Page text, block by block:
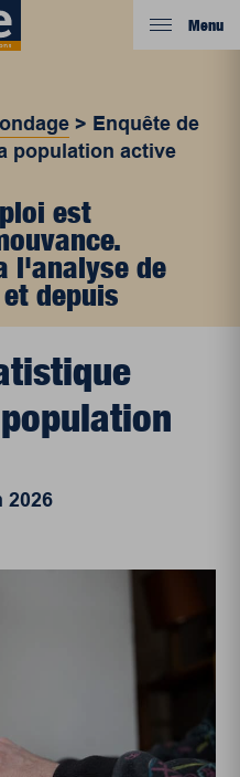
Menu
> Enquête de
population active
est
l'analyse de
depuis
2026